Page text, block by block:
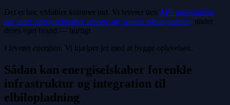
Det er her, eMabler kommer ind. Vi leverer den API-infrastruktur,
der lader energiselskaber lancere og skalere elbilopladning under
deres eget brand — hurtigt.
I leverer energien. Vi hjælper jer med at bygge oplevelsen.
Sådan kan energiselskaber forenkle
infrastruktur og integration til
elbilopladning